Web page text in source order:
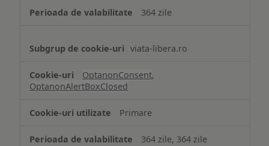
364 zile
viata-libera.ro
OptanonConsent,
OptanonAlertBoxClosed
Primare
364 zile, 364 zile